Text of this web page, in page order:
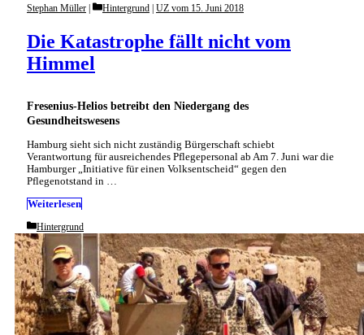
Fresenius-Helios betreibt den Niedergang des
Gesundheitswesens
Die Katastrophe fällt nicht vom
Himmel
Stephan Müller Categories
Hintergrund UZ vom 15. Juni 2018
Hamburg sieht sich nicht zuständig Bürgerschaft schiebt
Verantwortung für ausreichendes Pflegepersonal ab Am 7. Juni war die
Hamburger „Initiative für einen Volksentscheid“ gegen den
Pflegenotstand in …
Weiterlesen
Categories
Hintergrund